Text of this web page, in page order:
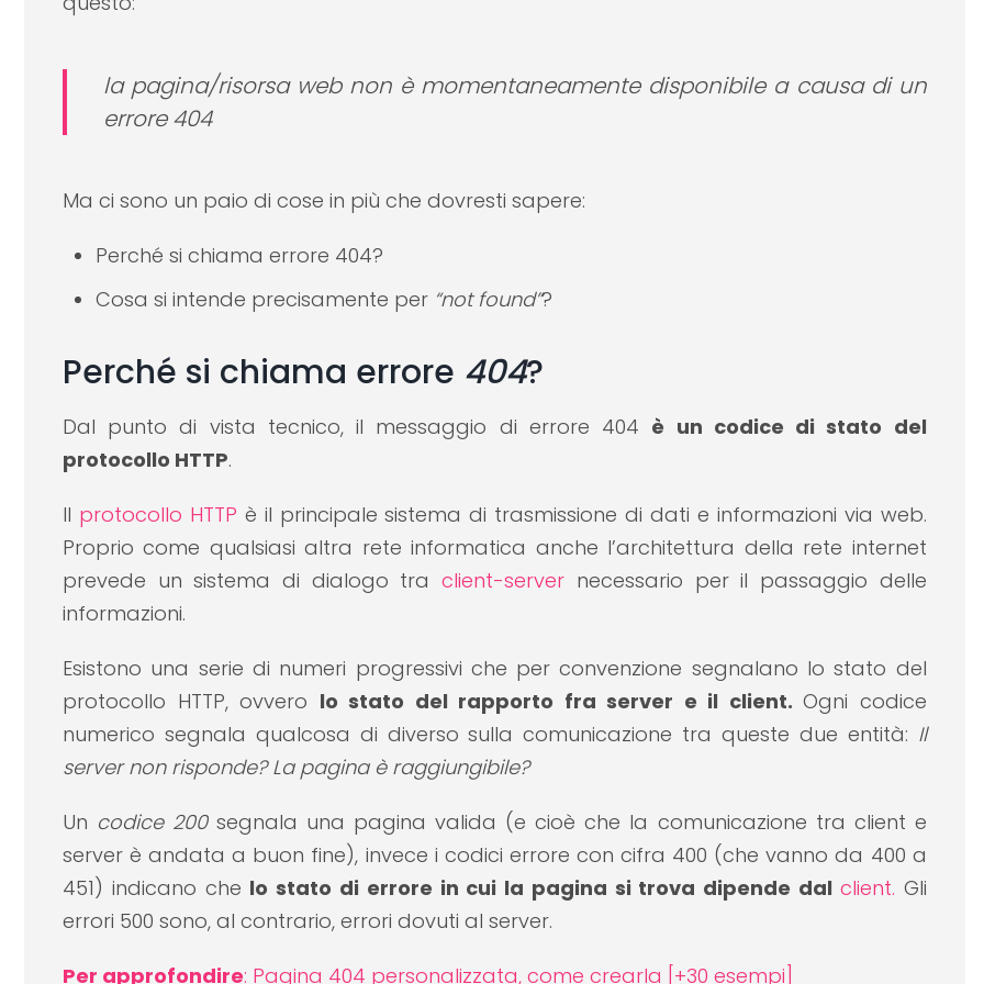
la pagina/risorsa web non è momentaneamente disponibile a causa di un
errore 404
Ma ci sono un paio di cose in più che dovresti sapere:
Perché si chiama errore 404?
Cosa si intende precisamente per “not found”?
Perché si chiama errore 404?
Dal punto di vista tecnico, il messaggio di errore 404 è un codice di stato del
protocollo HTTP.
Il protocollo HTTP è il principale sistema di trasmissione di dati e informazioni via web.
Proprio come qualsiasi altra rete informatica anche l’architettura della rete internet
prevede un sistema di dialogo traclient-server necessario per il passaggio delle
informazioni.
Esistono una serie di numeri progressivi che per convenzione segnalano lo stato del
protocollo HTTP, ovvero lo stato del rapporto fra server e il client.Ogni codice
numerico segnala qualcosa di diverso sulla comunicazione tra queste due entità: Il
server non risponde? La pagina è raggiungibile?
Un codice 200segnala una pagina valida (e cioè che la comunicazione tra client e
server è andata a buon fine), invece i codici errore con cifra 400 (che vanno da 400 a
451) indicano che lo stato di errore in cui la pagina si trova dipende dal client. Gli
errori 500 sono, al contrario, errori dovuti al server.
Per approfondire: Pagina 404 personalizzata, come crearla [+30 esempi]